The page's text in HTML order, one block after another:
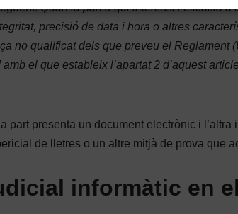
Quan la part a qui interessi l’eficàcia
precisió de data i hora o altres
no qualificat dels que preveu el Reglament
el que estableix l’apartat 2 d’aquest
part presenta un document electrònic i l’altra
de lletres o un altre mitjà de prova que
informàtic en